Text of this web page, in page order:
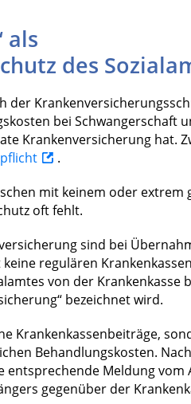
als
des
der
bei Schwangerschaft
Krankenversicherung hat.
.
mit keinem oder extrem
oft fehlt.
sind bei
regulären
von der Krankenkasse
bezeichnet wird.
Krankenkassenbeiträge,
Behandlungskosten.
entsprechende Meldung vom
gegenüber der
I❶I Schnell Geld